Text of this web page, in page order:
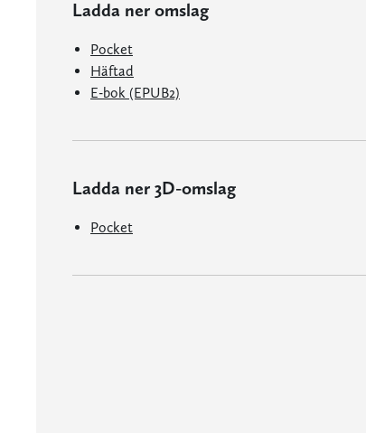
Ladda ner omslag
Pocket
Häftad
E-bok (EPUB2)
Ladda ner 3D-omslag
Pocket